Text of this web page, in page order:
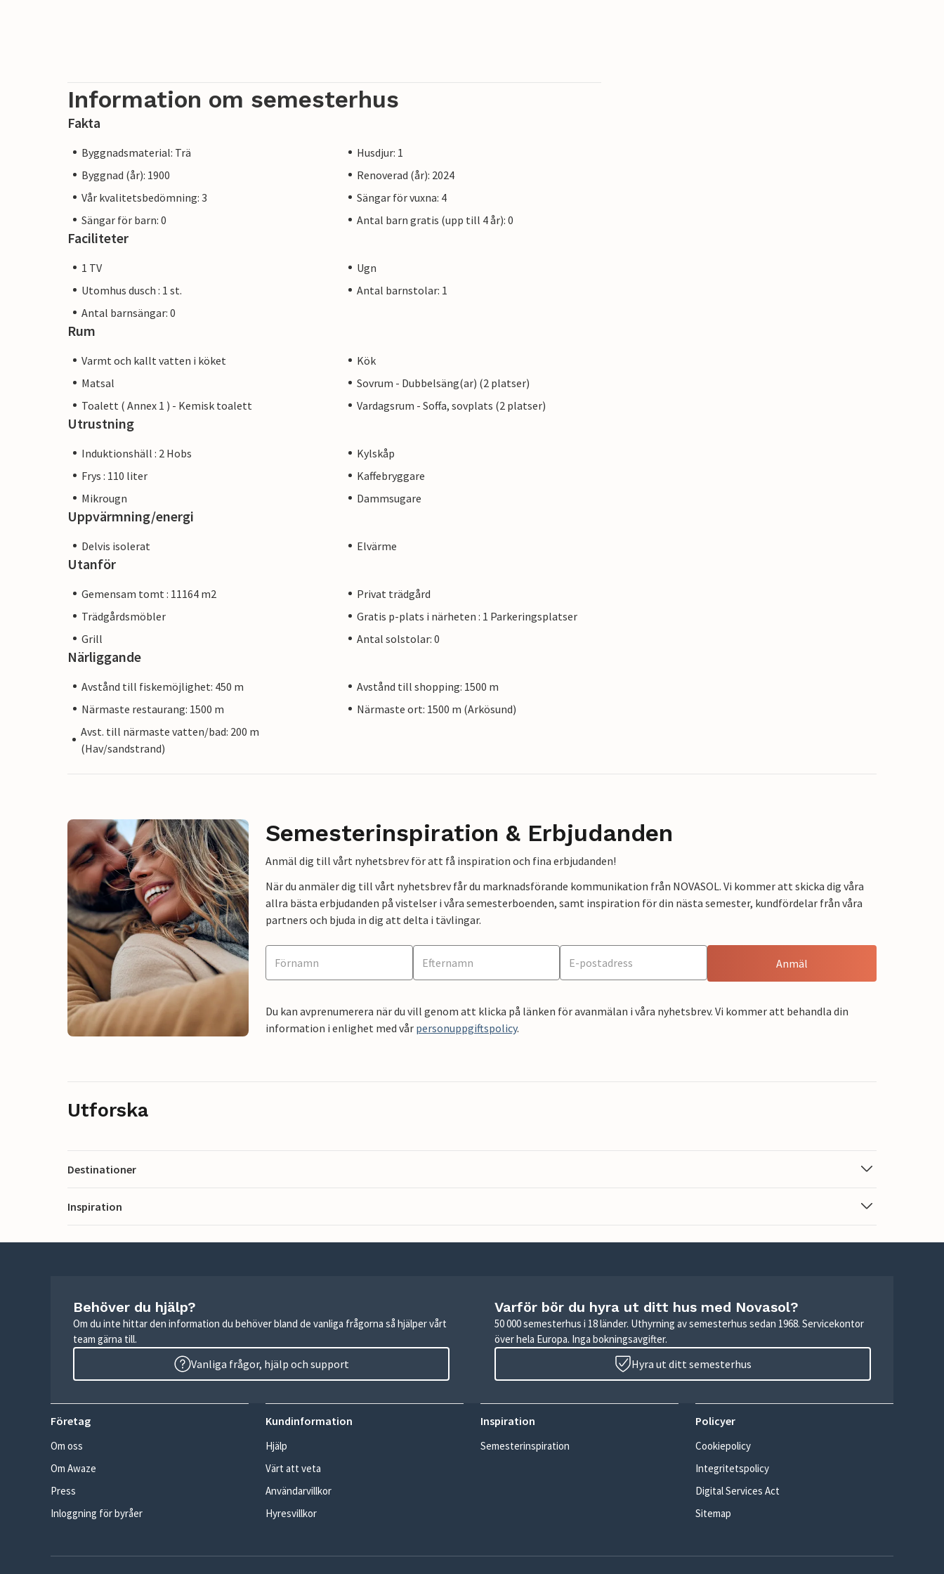
Information om semesterhus
Fakta
Byggnadsmaterial: Trä
Husdjur: 1
Byggnad (år): 1900
Renoverad (år): 2024
Vår kvalitetsbedömning: 3
Sängar för vuxna: 4
Sängar för barn: 0
Antal barn gratis (upp till 4 år): 0
Faciliteter
1 TV
Ugn
Utomhus dusch : 1 st.
Antal barnstolar: 1
Antal barnsängar: 0
Rum
Varmt och kallt vatten i köket
Kök
Matsal
Sovrum - Dubbelsäng(ar) (2 platser)
Toalett ( Annex 1 ) - Kemisk toalett
Vardagsrum - Soffa, sovplats (2 platser)
Utrustning
Induktionshäll : 2 Hobs
Kylskåp
Frys : 110 liter
Kaffebryggare
Mikrougn
Dammsugare
Uppvärmning/energi
Delvis isolerat Elvärme
Utanför
Gemensam tomt : 11164 m2
Privat trädgård
Trädgårdsmöbler
Gratis p-plats i närheten : 1 Parkeringsplatser
Grill
Antal solstolar: 0
Närliggande
Avstånd till fiskemöjlighet: 450 m
Avstånd till shopping: 1500 m
Närmaste restaurang: 1500 m
Närmaste ort: 1500 m (Arkösund)
Avst. till närmaste vatten/bad: 200 m
(Hav/sandstrand)
Semesterinspiration & Erbjudanden
Anmäl dig till vårt nyhetsbrev för att få inspiration och fina erbjudanden!
När du anmäler dig till vårt nyhetsbrev får du marknadsförande kommunikation från NOVASOL. Vi kommer att skicka dig våra
allra bästa erbjudanden på vistelser i våra semesterboenden, samt inspiration för din nästa semester, kundfördelar från våra
partners och bjuda in dig att delta i tävlingar.
Anmäl
Du kan avprenumerera när du vill genom att klicka på länken för avanmälan i våra nyhetsbrev. Vi kommer att behandla din
information i enlighet med vår personuppgiftspolicy.
Utforska
Destinationer
Inspiration
Behöver du hjälp?
Om du inte hittar den information du behöver bland de vanliga frågorna så hjälper vårt
team gärna till.
Vanliga frågor, hjälp och support
Varför bör du hyra ut ditt hus med Novasol?
50 000 semesterhus i 18 länder. Uthyrning av semesterhus sedan 1968. Servicekontor
över hela Europa. Inga bokningsavgifter.
Hyra ut ditt semesterhus
Företag
Om oss
Om Awaze
Press
Inloggning för byråer
Kundinformation
Hjälp
Värt att veta
Användarvillkor
Hyresvillkor
Inspiration
Semesterinspiration
Policyer
Cookiepolicy
Integritetspolicy
Digital Services Act
Sitemap